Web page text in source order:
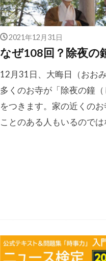
2021年12月31日
なぜ108回？除夜の
12月31日、大晦日（おお
多くのお寺が「除夜の鐘（
をつきます。家の近くの
ことのある人もいるのでは